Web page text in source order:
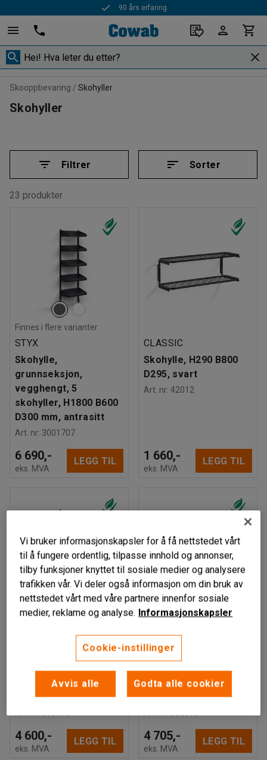
90 års erfaring
Skooppbevaring Skohyller
Skohyller
Filtrer Sorter
23 produkter
Finnes i flere varianter
STYX
Skohylle,
grunnseksjon,
vegghengt, 5
skohyller, H1800 B600
D300 mm, antrasitt
Art. nr: 3001707
6 690,-
eks. MVA
LEGG TIL
CLASSIC
Skohylle, H290 B800
D295, svart
Art. nr: 42012
1 660,-
eks. MVA
LEGG TIL
Finnes i flere varianter
vegghengt, 3
skohyller, H1800 B600
D300 mm, antrasitt
4 600,-
eks. MVA
LEGG TIL
Finnes i flere varianter
Skohylle,
påbyggseksjon,
vegghengt, 3
skohyller, H1800 B900
D300 mm, antrasitt
4 705,-
eks. MVA
LEGG TIL
Vi bruker informasjonskapsler for å få nettstedet vårt
til å fungere ordentlig, tilpasse innhold og annonser,
tilby funksjoner knyttet til sosiale medier og analysere
trafikken vår. Vi deler også informasjon om din bruk av
nettstedet vårt med våre partnere innenfor sosiale
medier, reklame og analyse. Informasjonskapsler
Cookie-instillinger
Avvis alle Godta alle cookier